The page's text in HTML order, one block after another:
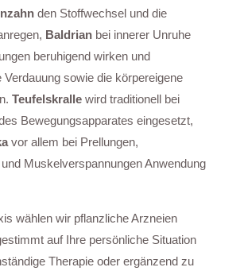
den Stoffwechsel und die
Baldrian bei innerer Unruhe
beruhigend wirken und
Verdauung sowie die körpereigene
Teufelskralle wird traditionell bei
Bewegungsapparates eingesetzt,
vor allem bei Prellungen,
Muskelverspannungen Anwendung
wählen wir pflanzliche Arzneien
auf Ihre persönliche Situation
Therapie oder ergänzend zu